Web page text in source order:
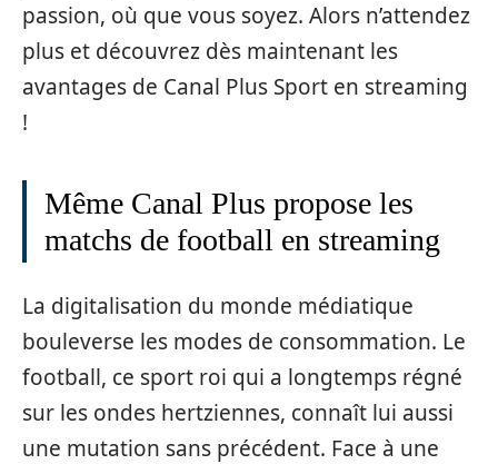
passion, où que vous soyez. Alors n’attendez
plus et découvrez dès maintenant les
avantages de Canal Plus Sport en streaming
!
Même Canal Plus propose les
matchs de football en streaming
La digitalisation du monde médiatique
bouleverse les modes de consommation. Le
football, ce sport roi qui a longtemps régné
sur les ondes hertziennes, connaît lui aussi
une mutation sans précédent. Face à une